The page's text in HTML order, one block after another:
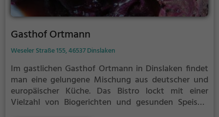
Gasthof Ortmann
Weseler Straße 155, 46537 Dinslaken
Im gastlichen Gasthof Ortmann in Dinslaken findet
man eine gelungene Mischung aus deutscher und
europäischer Küche. Das Bistro lockt mit einer
Vielzahl von Biogerichten und gesunden Speisen.